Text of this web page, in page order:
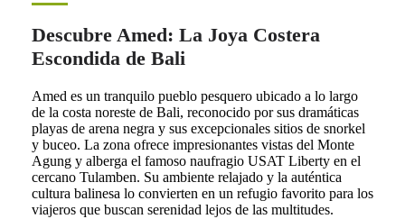
Descubre Amed: La Joya Costera
Escondida de Bali
Amed es un tranquilo pueblo pesquero ubicado a lo largo
de la costa noreste de Bali, reconocido por sus dramáticas
playas de arena negra y sus excepcionales sitios de snorkel
y buceo. La zona ofrece impresionantes vistas del Monte
Agung y alberga el famoso naufragio USAT Liberty en el
cercano Tulamben. Su ambiente relajado y la auténtica
cultura balinesa lo convierten en un refugio favorito para los
viajeros que buscan serenidad lejos de las multitudes.